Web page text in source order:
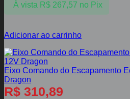
À vista R$267,57 no Pix
Adicionar ao carrinho
Eixo Comando do Escapamento
Dragon
R$ 310,89